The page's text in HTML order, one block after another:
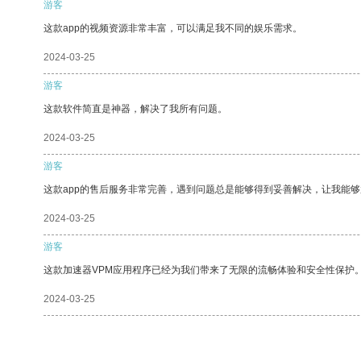
游客
这款app的视频资源非常丰富，可以满足我不同的娱乐需求。
2024-03-25
游客
这款软件简直是神器，解决了我所有问题。
2024-03-25
游客
这款app的售后服务非常完善，遇到问题总是能够得到妥善解决，让我能够
2024-03-25
游客
这款加速器VPM应用程序已经为我们带来了无限的流畅体验和安全性保护。
2024-03-25